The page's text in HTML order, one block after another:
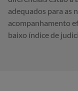
adequados para as
acompanhamento
baixo índice de